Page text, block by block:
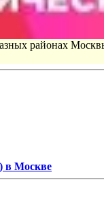
районах
в Москве